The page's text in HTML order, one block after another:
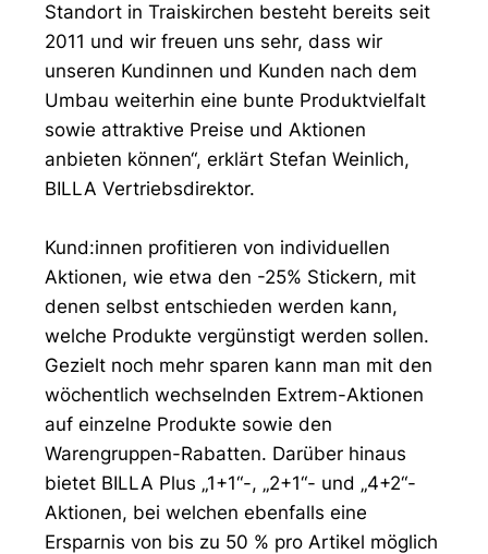
Standort in Traiskirchen besteht bereits seit
2011 und wir freuen uns sehr, dass wir
unseren Kundinnen und Kunden nach dem
Umbau weiterhin eine bunte Produktvielfalt
sowie attraktive Preise und Aktionen
anbieten können“, erklärt Stefan Weinlich,
BILLA Vertriebsdirektor.
Kund:innen profitieren von individuellen
Aktionen, wie etwa den -25% Stickern, mit
denen selbst entschieden werden kann,
welche Produkte vergünstigt werden sollen.
Gezielt noch mehr sparen kann man mit den
wöchentlich wechselnden Extrem-Aktionen
auf einzelne Produkte sowie den
Warengruppen-Rabatten. Darüber hinaus
bietet BILLA Plus „1+1“-, „2+1“- und „4+2“-
Aktionen, bei welchen ebenfalls eine
Ersparnis von bis zu 50 % pro Artikel möglich